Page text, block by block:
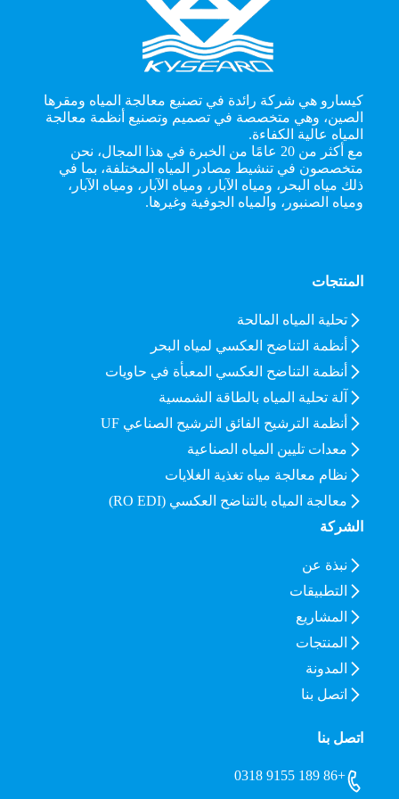
كيسارو هي شركة رائدة في تصنيع معالجة المياه ومقرها
الصين، وهي متخصصة في تصميم وتصنيع أنظمة معالجة
المياه عالية الكفاءة.
مع أكثر من 20 عامًا من الخبرة في هذا المجال، نحن
متخصصون في تنشيط مصادر المياه المختلفة، بما في
ذلك مياه البحر، ومياه الآبار، ومياه الآبار، ومياه الآبار،
ومياه الصنبور، والمياه الجوفية وغيرها.
المنتجات
تحلية المياه المالحة
أنظمة التناضح العكسي لمياه البحر
أنظمة التناضح العكسي المعبأة في حاويات
آلة تحلية المياه بالطاقة الشمسية
أنظمة الترشيح الفائق الترشيح الصناعي UF
معدات تليين المياه الصناعية
نظام معالجة مياه تغذية الغلايات
معالجة المياه بالتناضح العكسي (RO EDI)
الشركة
نبذة عن
التطبيقات
المشاريع
المنتجات
المدونة
اتصل بنا
اتصل بنا
+86 189 9155 0318